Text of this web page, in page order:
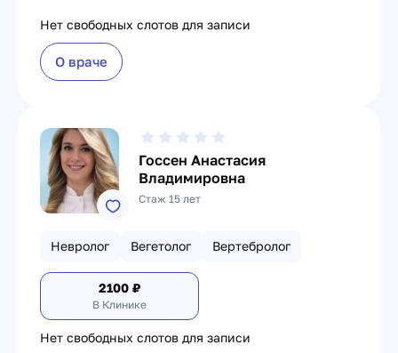
Нет свободных слотов для записи
О враче
Госсен Анастасия
Владимировна
Стаж 15 лет
Невролог Вегетолог Вертебролог
2100 ₽
В Клинике
Нет свободных слотов для записи